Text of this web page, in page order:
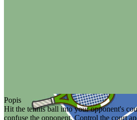
Popis
Hit the tennis ball into your opponent's
confuse the opponent. Control the court